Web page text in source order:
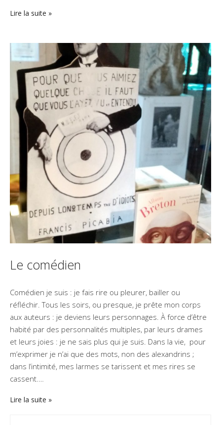
Lire la suite
Le comédien
Comédien je suis : je fais rire ou pleurer, bailler ou
réfléchir. Tous les soirs, ou presque, je prête mon corps
aux auteurs : je deviens leurs personnages. À force d’être
habité par des personnalités multiples, par leurs drames
et leurs joies : je ne sais plus qui je suis. Dans la vie, pour
m’exprimer je n’ai que des mots, non des alexandrins ;
dans l’intimité, mes larmes se tarissent et mes rires se
cassent.…
Lire la suite